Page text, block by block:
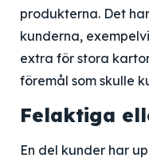
produkterna. Det
kunderna,
extra för stora
föremål som skulle
Felaktiga
En del kunder har